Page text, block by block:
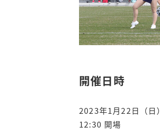
開催日時
2023年1月22日（日）
12:30 開場